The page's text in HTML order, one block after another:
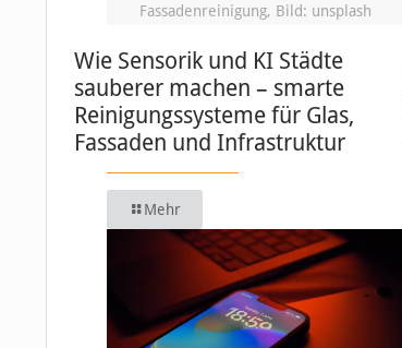
Fassadenreinigung, Bild: unsplash
Wie Sensorik und KI Städte
sauberer machen – smarte
Reinigungssysteme für Glas,
Fassaden und Infrastruktur
Mehr